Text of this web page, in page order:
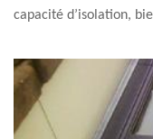
capacité d’isolation,